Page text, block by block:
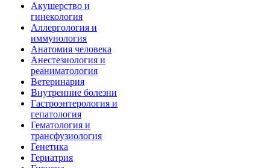
Акушерство и
гинекология
Аллергология и
иммунология
Анатомия человека
Анестезиология и
реаниматология
Ветеринария
Внутренние болезни
Гастроэнтерология и
гепатология
Гематология и
трансфузиология
Генетика
Гериатрия